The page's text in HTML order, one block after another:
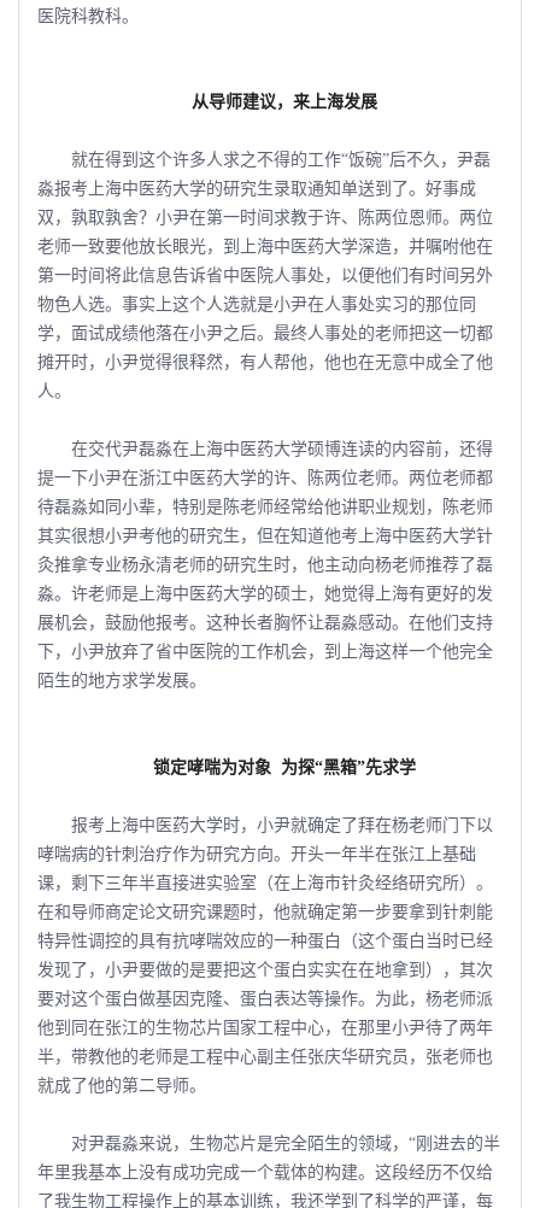
医院科教科。
从导师建议，来上海发展
就在得到这个许多人求之不得的工作“饭碗”后不久，尹磊
淼报考上海中医药大学的研究生录取通知单送到了。好事成
双，孰取孰舍？小尹在第一时间求教于许、陈两位恩师。两位
老师一致要他放长眼光，到上海中医药大学深造，并嘱咐他在
第一时间将此信息告诉省中医院人事处，以便他们有时间另外
物色人选。事实上这个人选就是小尹在人事处实习的那位同
学，面试成绩他落在小尹之后。最终人事处的老师把这一切都
摊开时，小尹觉得很释然，有人帮他，他也在无意中成全了他
人。
在交代尹磊淼在上海中医药大学硕博连读的内容前，还得
提一下小尹在浙江中医药大学的许、陈两位老师。两位老师都
待磊淼如同小辈，特别是陈老师经常给他讲职业规划，陈老师
其实很想小尹考他的研究生，但在知道他考上海中医药大学针
灸推拿专业杨永清老师的研究生时，他主动向杨老师推荐了磊
淼。许老师是上海中医药大学的硕士，她觉得上海有更好的发
展机会，鼓励他报考。这种长者胸怀让磊淼感动。在他们支持
下，小尹放弃了省中医院的工作机会，到上海这样一个他完全
陌生的地方求学发展。
锁定哮喘为对象 为探“黑箱”先求学
报考上海中医药大学时，小尹就确定了拜在杨老师门下以
哮喘病的针刺治疗作为研究方向。开头一年半在张江上基础
课，剩下三年半直接进实验室（在上海市针灸经络研究所）。
在和导师商定论文研究课题时，他就确定第一步要拿到针刺能
特异性调控的具有抗哮喘效应的一种蛋白（这个蛋白当时已经
发现了，小尹要做的是要把这个蛋白实实在在地拿到），其次
要对这个蛋白做基因克隆、蛋白表达等操作。为此，杨老师派
他到同在张江的生物芯片国家工程中心，在那里小尹待了两年
半，带教他的老师是工程中心副主任张庆华研究员，张老师也
就成了他的第二导师。
对尹磊淼来说，生物芯片是完全陌生的领域，“刚进去的半
年里我基本上没有成功完成一个载体的构建。这段经历不仅给
了我生物工程操作上的基本训练，我还学到了科学的严谨，每